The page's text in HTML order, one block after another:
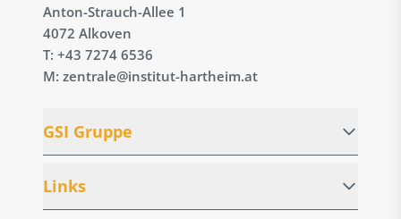
Anton-Strauch-Allee 1
4072 Alkoven
T: +43 7274 6536
M: zentrale@institut-hartheim.at
GSI Gruppe
Links